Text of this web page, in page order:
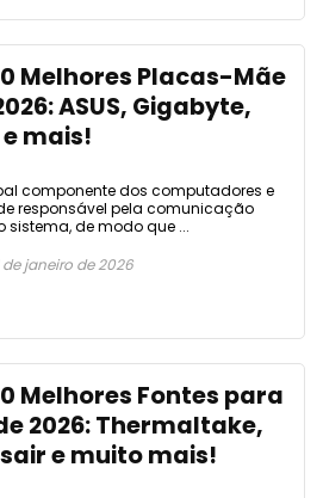
Melhores Placas-Mãe
ASUS, Gigabyte,
e mais!
componente dos computadores e
responsável pela comunicação
sistema, de modo que ...
de janeiro de 2026
Melhores Fontes para
2026: Thermaltake,
e muito mais!